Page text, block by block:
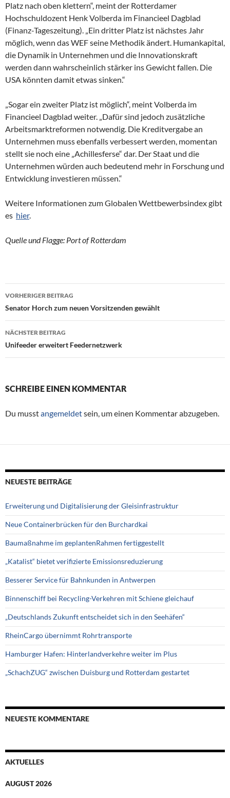
Platz nach oben klettern“, meint der Rotterdamer
Hochschuldozent Henk Volberda im Financieel Dagblad
(Finanz-Tageszeitung). „Ein dritter Platz ist nächstes Jahr
möglich, wenn das WEF seine Methodik ändert. Humankapital,
die Dynamik in Unternehmen und die Innovationskraft
werden dann wahrscheinlich stärker ins Gewicht fallen. Die
USA könnten damit etwas sinken.“
„Sogar ein zweiter Platz ist möglich“, meint Volberda im
Financieel Dagblad weiter. „Dafür sind jedoch zusätzliche
Arbeitsmarktreformen notwendig. Die Kreditvergabe an
Unternehmen muss ebenfalls verbessert werden, momentan
stellt sie noch eine „Achillesferse“ dar. Der Staat und die
Unternehmen würden auch bedeutend mehr in Forschung und
Entwicklung investieren müssen.“
Weitere Informationen zum Globalen Wettbewerbsindex gibt
es hier.
Quelle und Flagge: Port of Rotterdam
Beitragsnavigation
VORHERIGER BEITRAG
Senator Horch zum neuen Vorsitzenden gewählt
NÄCHSTER BEITRAG
Unifeeder erweitert Feedernetzwerk
SCHREIBE EINEN KOMMENTAR
Du musstangemeldetsein, um einen Kommentar abzugeben.
NEUESTE BEITRÄGE
Erweiterung und Digitalisierung der Gleisinfrastruktur
Neue Containerbrücken für den Burchardkai
Baumaßnahme im geplantenRahmen fertiggestellt
„Katalist“ bietet verifizierte Emissionsreduzierung
Besserer Service für Bahnkunden in Antwerpen
Binnenschiff bei Recycling-Verkehren mit Schiene gleichauf
„Deutschlands Zukunft entscheidet sich in den Seehäfen“
RheinCargo übernimmt Rohrtransporte
Hamburger Hafen: Hinterlandverkehre weiter im Plus
„SchachZUG“ zwischen Duisburg und Rotterdam gestartet
NEUESTE KOMMENTARE
AKTUELLES
AUGUST 2026